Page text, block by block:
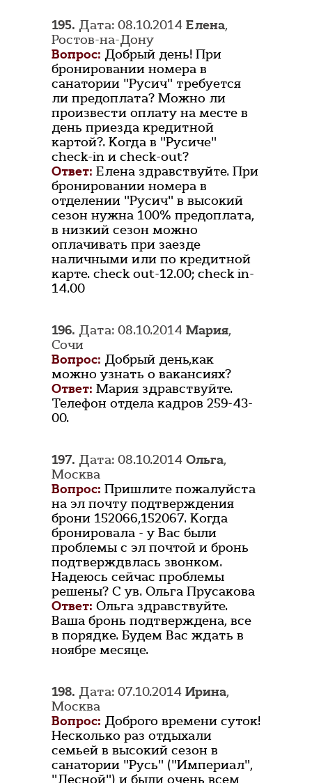
195. Дата: 08.10.2014 Елена,
Ростов-на-Дону
Вопрос: Добрый день! При
бронировании номера в
санатории "Русич" требуется
ли предоплата? Можно ли
произвести оплату на месте в
день приезда кредитной
картой?. Когда в "Русиче"
check-in и check-out?
Ответ: Елена здравствуйте. При
бронировании номера в
отделении "Русич" в высокий
сезон нужна 100% предоплата,
в низкий сезон можно
оплачивать при заезде
наличными или по кредитной
карте. check out-12.00; check in-
14.00
196. Дата: 08.10.2014 Мария,
Сочи
Вопрос: Добрый день,как
можно узнать о вакансиях?
Ответ: Мария здравствуйте.
Телефон отдела кадров 259-43-
00.
197. Дата: 08.10.2014 Ольга,
Москва
Вопрос: Пришлите пожалуйста
на эл почту подтверждения
брони 152066,152067. Когда
бронировала - у Вас были
проблемы с эл почтой и бронь
подтверждвлась звонком.
Надеюсь сейчас проблемы
решены? С ув. Ольга Прусакова
Ответ: Ольга здравствуйте.
Ваша бронь подтверждена, все
в порядке. Будем Вас ждать в
ноябре месяце.
198. Дата: 07.10.2014 Ирина,
Москва
Вопрос: Доброго времени суток!
Несколько раз отдыхали
семьей в высокий сезон в
санатории "Русь" ("Империал",
"Лесной") и были очень всем